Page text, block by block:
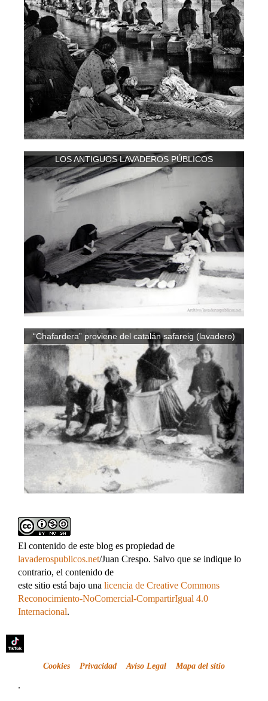
LOS ANTIGUOS LAVADEROS PÚBLICOS
“Chafardera” proviene del catalán safareig (lavadero)
El contenido de este blog es propiedad de
lavaderospublicos.net/Juan Crespo. Salvo que se indique lo
contrario, el contenido de
este sitio está bajo una licencia de Creative Commons
Reconocimiento-NoComercial-CompartirIgual 4.0
Internacional.
Cookies Privacidad Aviso Legal Mapa del sitio
.